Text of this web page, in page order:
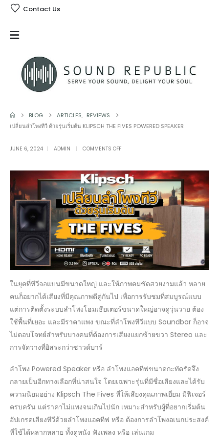
Contact Us
BLOG ARTICLES, REVIEWS
เปลี่ยนลำโพงทีวี ด้วยรุ่นเริ่มต้น KLIPSCH THE FIVES POWERED SPEAKER
JUNE 6, 2024 ADMIN COMMENTS OFFON
ลำโพง
ทีวี
ด้วย
รุ่น
เริ่ม
ต้น
KLIPSCH
THE
FIVES
POWERED
ในยุคที่ทีวีจอแบนมีขนาดใหญ่ และให้ภาพคมชัดสวยงามแล้ว หลาย
คนก็อยากได้เสียงที่มีคุณภาพดีคู่กันไป เพื่อการรับชมที่สมบูรณ์แบบ
แต่การติดตั้งระบบลำโพงโฮมเธียเตอร์ขนาดใหญ่อาจดูวุ่นวาย ต้อง
ใช้พื้นที่เยอะ และมีราคาแพง ขณะที่ลำโพงทีวีแบบ Soundbar ก็อาจ
ไม่ตอบโจทย์สำหรับบางคนที่ต้องการเสียงแยกซ้ายขวา Stereo และ
การจัดวางที่อิสระกว่าซาวด์บาร์
ลำโพง Powered Speaker หรือ ลำโพงแอคทีฟขนาดกะทัดรัดจึง
กลายเป็นอีกทางเลือกที่น่าสนใจ โดยเฉพาะรุ่นที่มีชื่อเสียงและได้รับ
ความนิยมอย่าง Klipsch The Fives ที่ให้เสียงคุณภาพเยี่ยม มีฟีเจอร์
ครบครัน แต่ราคาไม่แพงจนเกินไปนัก เหมาะสำหรับผู้ที่อยากเริ่มต้น
อัปเกรดเสียงทีวีด้วยลำโพงแอคทีฟ หรือ ต้องการลำโพงอเนกประสงค์
ที่ใช้ได้หลากหลาย ทั้งดูหนัง ฟังเพลง หรือ เล่นเกม